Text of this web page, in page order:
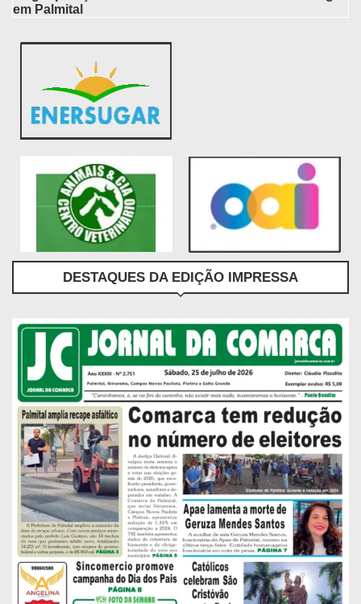
em Palmital
DESTAQUES DA EDIÇÃO IMPRESSA